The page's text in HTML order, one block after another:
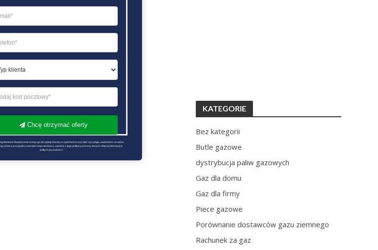
KATEGORIE
Bez kategorii
Butle gazowe
dystrybucja paliw gazowych
Gaz dla domu
Gaz dla firmy
Piece gazowe
Porównanie dostawców gazu ziemnego
Rachunek za gaz
Chcę otrzymać oferty
Świadczenie Usług i go akceptuję Każdą ze zgód można wycofać wysyłając wiadomość na adres
lub w przypadku zewnętrznego dostawcy, zgodnie z jego polityką ochrony danych. Więcej informacji w
polityce prywatności